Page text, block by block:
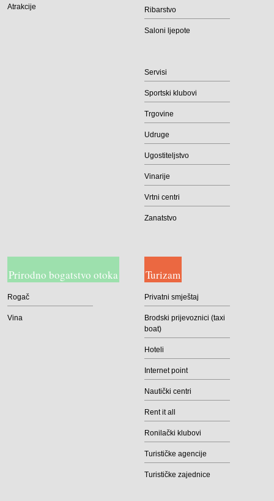
Atrakcije Ribarstvo
Saloni ljepote
Servisi
Sportski klubovi
Trgovine
Udruge
Ugostiteljstvo
Vinarije
Vrtni centri
Zanatstvo
Prirodno bogatstvo otoka
Rogač
Vina
Turizam
Privatni smještaj
Brodski prijevoznici (taxi
boat)
Hoteli
Internet point
Nautički centri
Rent it all
Ronilački klubovi
Turističke agencije
Turističke zajednice